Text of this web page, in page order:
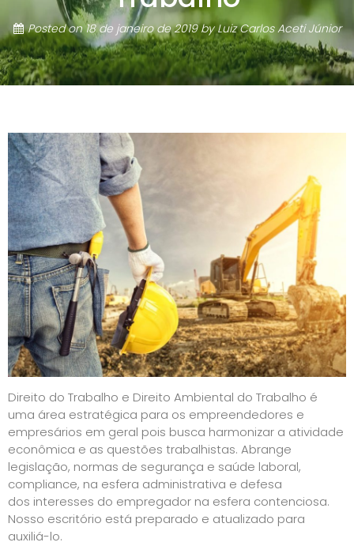
Posted on18 de janeiro de 2019byLuiz Carlos Aceti Júnior
Direito do Trabalho e Direito Ambiental do Trabalho é
uma área estratégica para os empreendedores e
empresários em geral pois busca harmonizar a atividade
econômica e as questões trabalhistas. Abrange
legislação, normas de segurança e saúde laboral,
compliance, na esfera administrativa e defesa
dos interesses do empregador na esfera contenciosa.
Nosso escritório está preparado e atualizado para
auxiliá-lo.